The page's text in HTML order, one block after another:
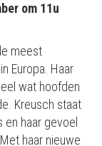
om 11u
meest
Europa. Haar
wat hoofden
Kreusch staat
en haar gevoel
haar nieuwe